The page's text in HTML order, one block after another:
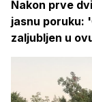
Nakon prve
jasnu poruku:
zaljubljen u